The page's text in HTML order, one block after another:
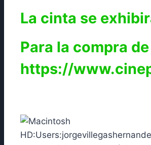
La cinta se
Para la compra
https://